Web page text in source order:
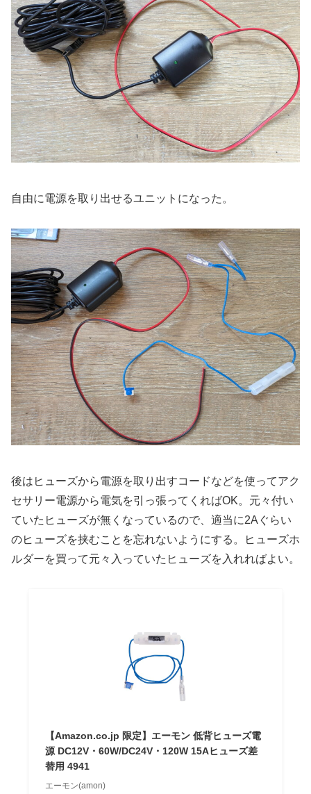
自由に電源を取り出せるユニットになった。
後はヒューズから電源を取り出すコードなどを使ってアク
セサリー電源から電気を引っ張ってくればOK。元々付い
ていたヒューズが無くなっているので、適当に2Aぐらい
のヒューズを挟むことを忘れないようにする。ヒューズホ
ルダーを買って元々入っていたヒューズを入れればよい。
【Amazon.co.jp 限定】エーモン 低背ヒューズ電
源 DC12V・60W/DC24V・120W 15Aヒューズ差
替用 4941
エーモン(amon)